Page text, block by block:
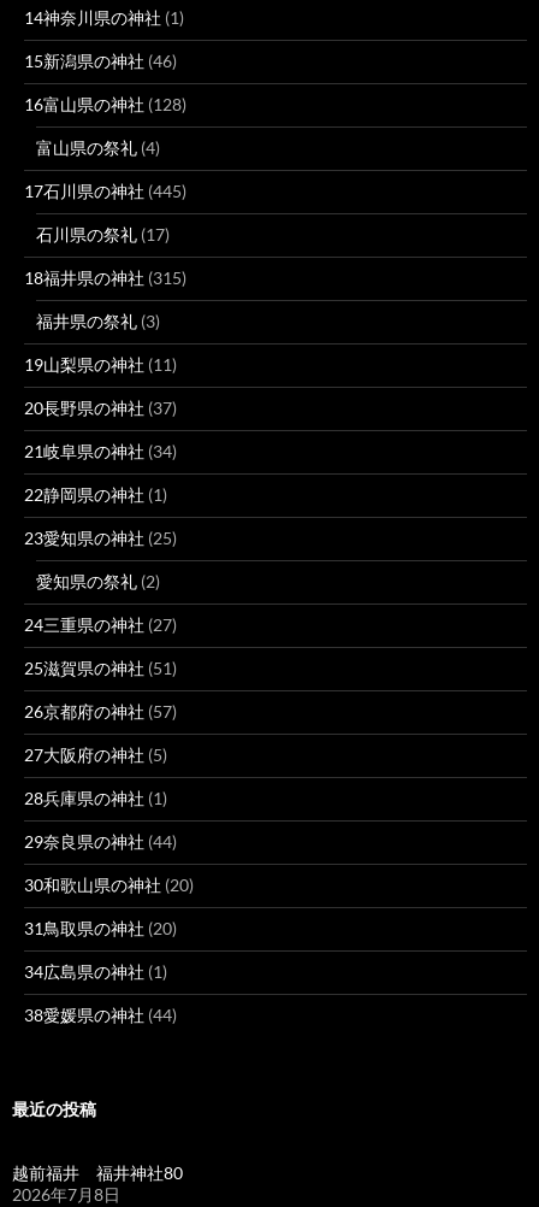
14神奈川県の神社 (1)
15新潟県の神社 (46)
16富山県の神社 (128)
富山県の祭礼 (4)
17石川県の神社 (445)
石川県の祭礼 (17)
18福井県の神社 (315)
福井県の祭礼 (3)
19山梨県の神社 (11)
20長野県の神社 (37)
21岐阜県の神社 (34)
22静岡県の神社 (1)
23愛知県の神社 (25)
愛知県の祭礼 (2)
24三重県の神社 (27)
25滋賀県の神社 (51)
26京都府の神社 (57)
27大阪府の神社 (5)
28兵庫県の神社 (1)
29奈良県の神社 (44)
30和歌山県の神社 (20)
31鳥取県の神社 (20)
34広島県の神社 (1)
38愛媛県の神社 (44)
最近の投稿
越前福井 福井神社80
2026年7月8日